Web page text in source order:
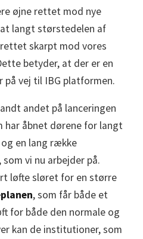
øjne rettet mod nye
langt størstedelen af
skarpt mod vores
betyder, at der er en
vej til IBG platformen.
andet på lanceringen
har åbnet dørene for langt
en lang række
vi nu arbejder på.
løfte sløret for en større
, som får både et
for både den normale og
kan de institutioner, som